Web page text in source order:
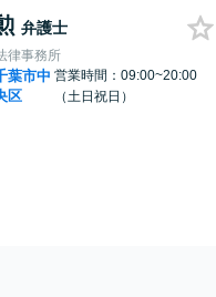
弁護士
律事務所
葉市中
区
営業時間：09:00~20:00
（土日祝日）